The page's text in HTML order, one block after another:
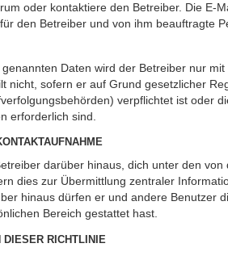
oder kontaktiere den Betreiber. Die E-
den Betreiber und von ihm beauftragte
Daten wird der Betreiber nur
nicht, sofern er auf Grund gesetzlicher
verpflichtet ist oder
erforderlich sind.
darüber hinaus, dich unter den
dies zur Übermittlung zentraler
hinaus dürfen er und andere Benutzer
Bereich gestattet hast.
DIESER RICHTLINIE